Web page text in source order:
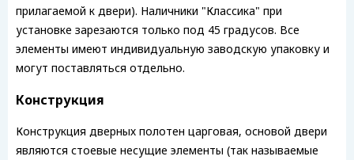
прилагаемой к двери). Наличники "Классика" при
установке зарезаются только под 45 градусов. Все
элементы имеют индивидуальную заводскую упаковку и
могут поставляться отдельно.
Конструкция
Конструкция дверных полотен царговая, основой двери
являются стоевые несущие элементы (так называемые